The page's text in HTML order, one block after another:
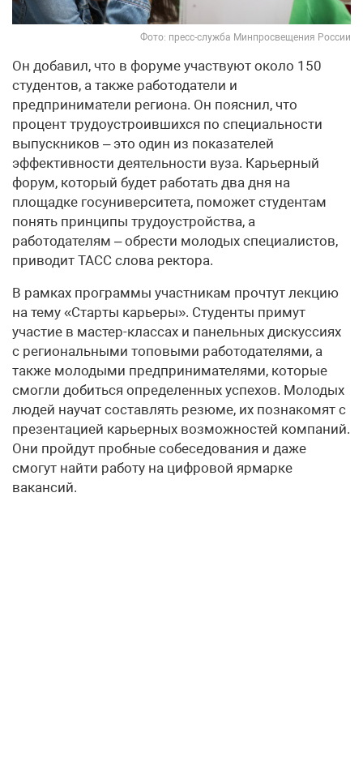
Фото: пресс-служба Минпросвещения России
Он добавил, что в форуме участвуют около 150
студентов, а также работодатели и
предприниматели региона. Он пояснил, что
процент трудоустроившихся по специальности
выпускников – это один из показателей
эффективности деятельности вуза. Карьерный
форум, который будет работать два дня на
площадке госуниверситета, поможет студентам
понять принципы трудоустройства, а
работодателям – обрести молодых специалистов,
приводит ТАСС слова ректора.
В рамках программы участникам прочтут лекцию
на тему «Старты карьеры». Студенты примут
участие в мастер-классах и панельных дискуссиях
с региональными топовыми работодателями, а
также молодыми предпринимателями, которые
смогли добиться определенных успехов. Молодых
людей научат составлять резюме, их познакомят с
презентацией карьерных возможностей компаний.
Они пройдут пробные собеседования и даже
смогут найти работу на цифровой ярмарке
вакансий.